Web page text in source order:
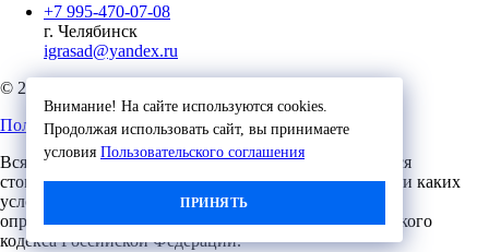
Внимание! На сайте используются cookies.
Продолжая использовать сайт, вы принимаете
условия Пользовательского соглашения
ПРИНЯТЬ
+7 995-470-07-08
г. Челябинск
igrasad@yandex.ru
© 2023, Игровые Технологии
Пользовательское соглашение
Вся представленная на сайте информация, касающаяся
стоимости, носит информационный характер и ни при каких
условиях не является публичной офертой,
определяемой положениями Статьи 437 (2) Гражданского
кодекса Российской Федерации.